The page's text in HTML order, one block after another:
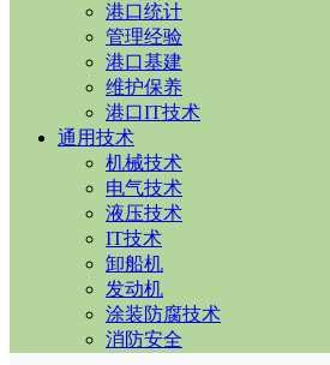
港口统计
管理经验
港口基建
维护保养
港口IT技术
通用技术
机械技术
电气技术
液压技术
IT技术
卸船机
发动机
涂装防腐技术
消防安全